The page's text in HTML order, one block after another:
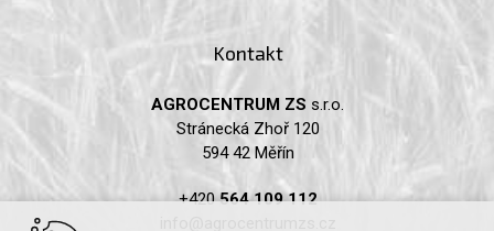
Kontakt
AGROCENTRUM ZS s.r.o.
Stránecká Zhoř 120
594 42 Měřín
+420564 109 112